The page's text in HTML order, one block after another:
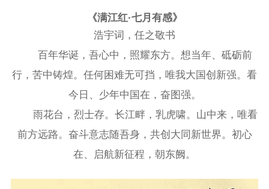
《满江红·七月有感》
浩宇词，任之敬书
百年华诞，吾心中，照耀东方。想当年、砥砺前
行，苦中铸煌。任何困难无可挡，唯我大国创新强。看
今日、少年中国在，奋图强。
雨花台，烈士存。长江畔，乳虎啸。山中来，唯看
前方远路。奋斗意志随吾身，共创大同新世界。初心
在、启航新征程，朝东阙。